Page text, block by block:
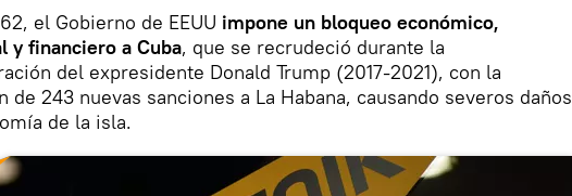
el Gobierno de EEUU impone un bloqueo económico,
y financiero a Cuba, que se recrudeció durante la
del expresidente Donald Trump (2017-2021), con la
de 243 nuevas sanciones a La Habana, causando severos daños
de la isla.